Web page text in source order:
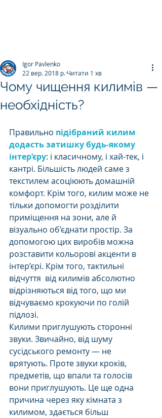
Чому чищення килимів —
необхідність?
Igor Pavlenko
22 вер. 2018 р. Читати 1 хв
Правильно підібраний килим
додасть затишку будь-якому
інтер’єру: і класичному, і хай-тек, і
кантрі. Більшість людей саме з
текстилем асоціюють домашній
комфорт. Крім того, килим може не
тільки допомогти розділити
приміщення на зони, але й
візуально об’єднати простір. За
допомогою цих виробів можна
розставити кольорові акценти в
інтер’єрі. Крім того, тактильні
відчуття  від килимів абсолютно
відрізняються від того, що ми
відчуваємо крокуючи по голій
підлозі.
Килими приглушують сторонні
звуки. Звичайно, від шуму
сусідського ремонту — не
врятують. Проте звуки кроків,
предметів, що впали та голосів
вони приглушують. Це ще одна
причина через яку кімната з
килимом, здається більш